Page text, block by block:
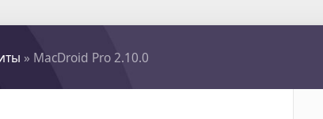
» MacDroid Pro 2.10.0